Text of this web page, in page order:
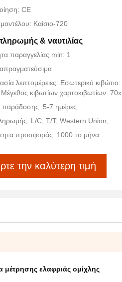
CE
Καίσιο-720
& ναυτιλίας
παραγγελίας min: 1
λεπτομέρειες: Εσωτερικό
κιβωτίων χαρτοκιβωτίων:
παράδοσης: 5-7 ημέρες
L/C, T/T, Western Union,
προσφοράς: 1000 το μήνα
την καλύτερη τιμή
μέτρησης ελαφριάς ομίχλης